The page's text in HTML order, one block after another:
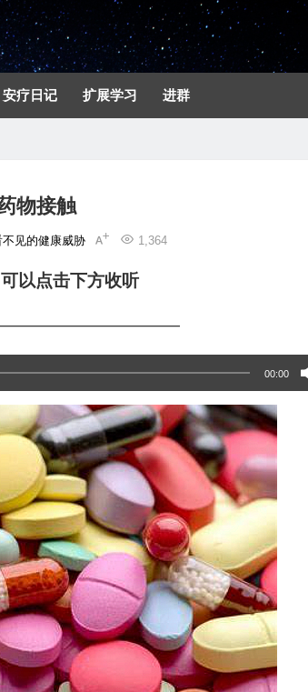
安疗日记 扩展学习 进群
物接触
不见的健康威胁 1,364
以点击下方收听
00:00